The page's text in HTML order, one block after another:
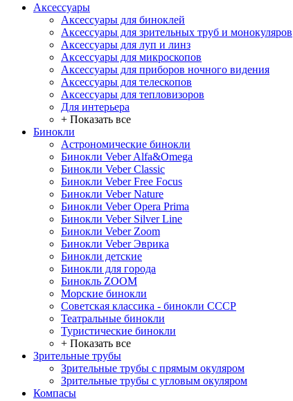
Аксессуары
Аксессуары для биноклей
Аксессуары для зрительных труб и монокуляров
Аксессуары для луп и линз
Аксессуары для микроскопов
Аксессуары для приборов ночного видения
Аксессуары для телескопов
Аксессуары для тепловизоров
Для интерьера
+ Показать все
Бинокли
Астрономические бинокли
Бинокли Veber Alfa&Omega
Бинокли Veber Classic
Бинокли Veber Free Focus
Бинокли Veber Nature
Бинокли Veber Opera Prima
Бинокли Veber Silver Line
Бинокли Veber Zoom
Бинокли Veber Эврика
Бинокли детские
Бинокли для города
Бинокль ZOOM
Морские бинокли
Советская классика - бинокли СССР
Театральные бинокли
Туристические бинокли
+ Показать все
Зрительные трубы
Зрительные трубы с прямым окуляром
Зрительные трубы с угловым окуляром
Компасы